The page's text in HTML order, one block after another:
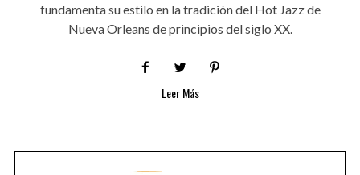
fundamenta su estilo en la tradición del Hot Jazz de
Nueva Orleans de principios del siglo XX.
Leer Más